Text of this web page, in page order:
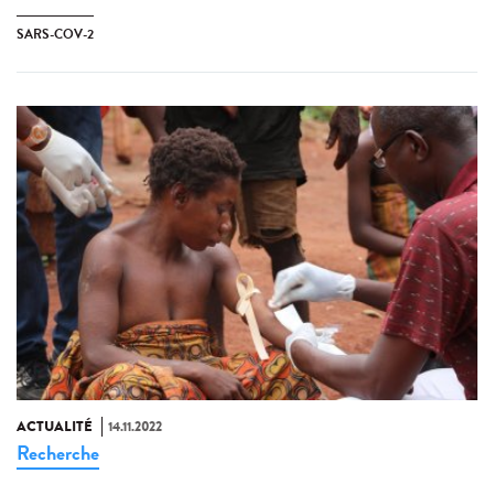
SARS-COV-2
ACTUALITÉ 14.11.2022
Recherche